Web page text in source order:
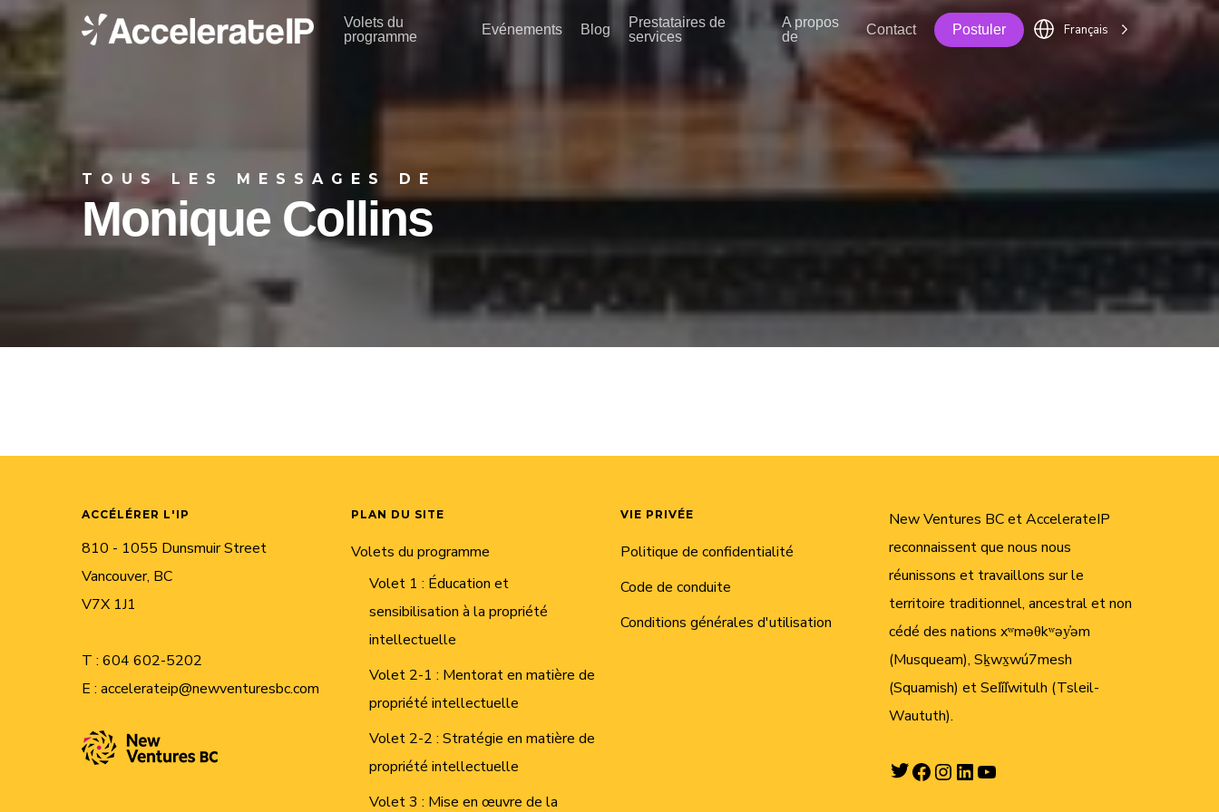
Skip
main
content
Volets du
programme
Evénements Blog
Prestataires de
services
A propos
de
Contact Postuler Français
TOUS LES MESSAGES DE
Monique Collins
ACCÉLÉRER L'IP
810 - 1055 Dunsmuir Street
Vancouver, BC
V7X 1J1
T : 604 602-5202
E : accelerateip@newventuresbc.com
PLAN DU SITE
Volets du programme
Volet 1 : Éducation et
sensibilisation à la propriété
intellectuelle
Volet 2-1 : Mentorat en matière de
propriété intellectuelle
Volet 2-2 : Stratégie en matière de
propriété intellectuelle
Volet 3 : Mise en œuvre de la
VIE PRIVÉE
Politique de confidentialité
Code de conduite
Conditions générales d'utilisation
New Ventures BC et AccelerateIP
reconnaissent que nous nous
réunissons et travaillons sur le
territoire traditionnel, ancestral et non
cédé des nations xʷməθkʷəy̓əm
(Musqueam), Sḵwx̱wú7mesh
(Squamish) et Sel̓íl̓witulh (Tsleil-
Waututh).
Twitter
Facebook
Instagram
LinkedIn